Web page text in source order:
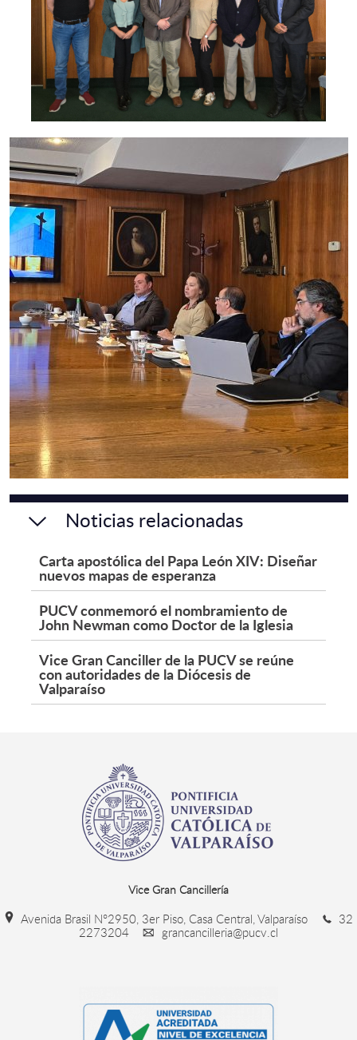
Noticias relacionadas
Carta apostólica del Papa León XIV: Diseñar
nuevos mapas de esperanza
PUCV conmemoró el nombramiento de
John Newman como Doctor de la Iglesia
Vice Gran Canciller de la PUCV se reúne
con autoridades de la Diócesis de
Valparaíso
Vice Gran Cancillería
Avenida Brasil N°2950, 3er Piso, Casa Central, Valparaíso
32
2273204
grancancilleria@pucv.cl